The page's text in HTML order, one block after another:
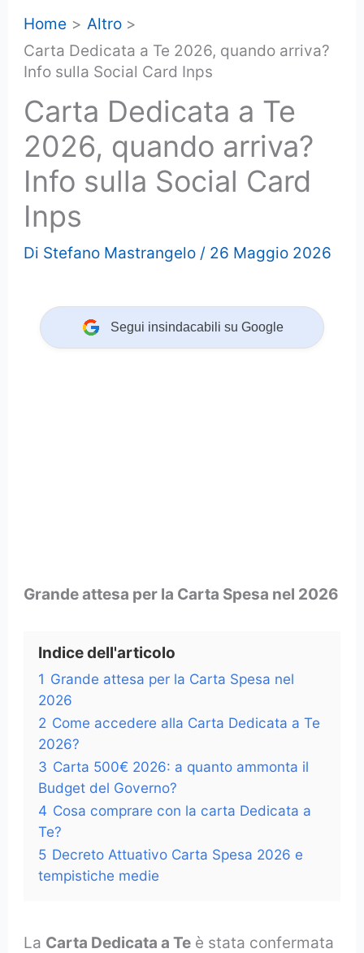
Home
Altro
Carta Dedicata a Te 2026, quando arriva?
Info sulla Social Card Inps
Carta Dedicata a Te
2026, quando arriva?
Info sulla Social Card
Inps
Di Stefano Mastrangelo / 26 Maggio 2026
Segui insindacabili su Google
Grande attesa per la Carta Spesa nel 2026
Indice dell'articolo
1 Grande attesa per la Carta Spesa nel
2026
2 Come accedere alla Carta Dedicata a Te
2026?
3 Carta 500€ 2026: a quanto ammonta il
Budget del Governo?
4 Cosa comprare con la carta Dedicata a
Te?
5 Decreto Attuativo Carta Spesa 2026 e
tempistiche medie
La Carta Dedicata a Te è stata confermata